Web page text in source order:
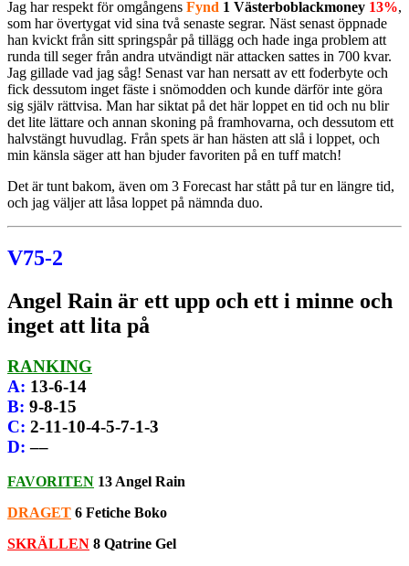
Jag har respekt för omgångens Fynd 1 Västerboblackmoney 13%,
som har övertygat vid sina två senaste segrar. Näst senast öppnade
han kvickt från sitt springspår på tillägg och hade inga problem att
runda till seger från andra utvändigt när attacken sattes in 700 kvar.
Jag gillade vad jag såg! Senast var han nersatt av ett foderbyte och
fick dessutom inget fäste i snömodden och kunde därför inte göra
sig själv rättvisa. Man har siktat på det här loppet en tid och nu blir
det lite lättare och annan skoning på framhovarna, och dessutom ett
halvstängt huvudlag. Från spets är han hästen att slå i loppet, och
min känsla säger att han bjuder favoriten på en tuff match!
Det är tunt bakom, även om 3 Forecast har stått på tur en längre tid,
och jag väljer att låsa loppet på nämnda duo.
V75-2
Angel Rain är ett upp och ett i minne och
inget att lita på
RANKING
A: 13-6-14
B: 9-8-15
C: 2-11-10-4-5-7-1-3
D: ––
FAVORITEN 13 Angel Rain
DRAGET 6 Fetiche Boko
SKRÄLLEN 8 Qatrine Gel